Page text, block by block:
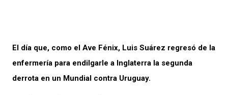
El día que, como el Ave Fénix, Luis Suárez regresó de la
enfermería para endilgarle a Inglaterra la segunda
derrota en un Mundial contra Uruguay.